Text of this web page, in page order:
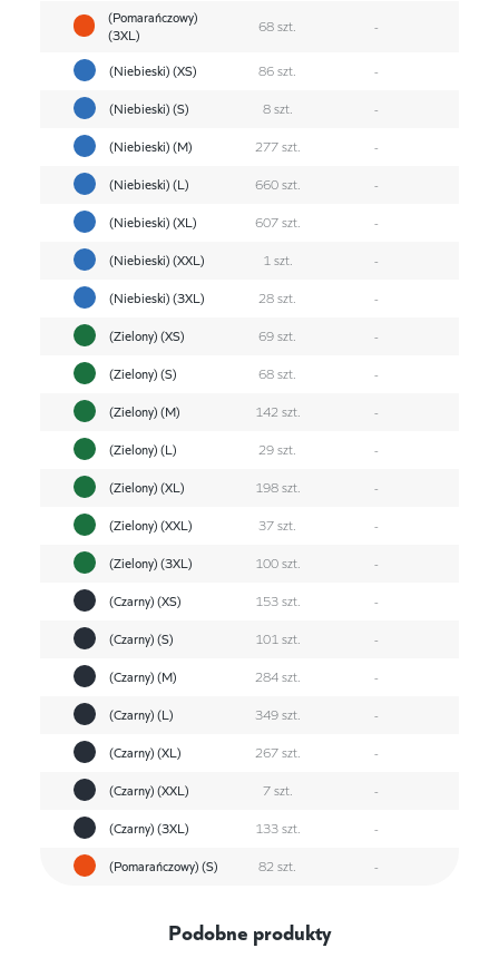
(Pomarańczowy)
(3XL)
68 szt. -
(Niebieski) (XS) 86 szt.
-
(Niebieski) (S)
8 szt.
-
(Niebieski) (M)
277 szt.
-
(Niebieski) (L)
660 szt.
-
(Niebieski) (XL)
607 szt.
-
(Niebieski) (XXL)
1 szt.
-
(Niebieski) (3XL)
28 szt.
-
(Zielony) (XS)
69 szt.
-
(Zielony) (S)
68 szt.
-
(Zielony) (M)
142 szt.
-
(Zielony) (L)
29 szt.
-
(Zielony) (XL)
198 szt.
-
(Zielony) (XXL)
37 szt.
-
(Zielony) (3XL)
100 szt.
-
(Czarny) (XS)
153 szt.
-
(Czarny) (S)
101 szt.
-
(Czarny) (M)
284 szt.
-
(Czarny) (L)
349 szt.
-
(Czarny) (XL)
267 szt.
-
(Czarny) (XXL)
7 szt.
-
(Czarny) (3XL)
133 szt.
-
(Pomarańczowy) (S)
82 szt. -
Podobne produkty